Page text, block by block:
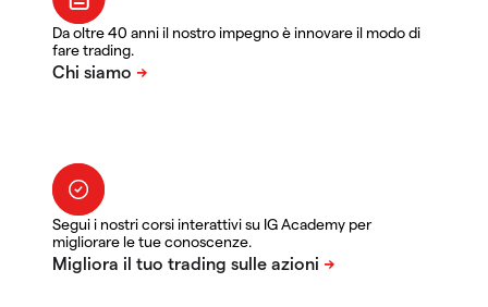
Da oltre 40 anni il nostro impegno è innovare il modo di
fare trading.
Segui i nostri corsi interattivi su IG Academy per
migliorare le tue conoscenze.